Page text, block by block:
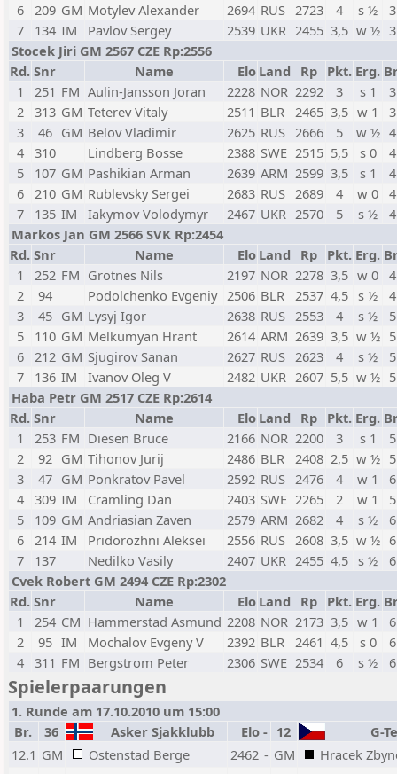
6 209 GM Motylev Alexander 2694 RUS 2723 4 s ½
3
7
134 IM Pavlov Sergey 2539 UKR 2455 3,5 w ½ 3
Stocek Jiri GM 2567 CZE Rp:2556
Rd. Snr Name Elo Land Rp Pkt. Erg.
1
251 FM Aulin-Jansson Joran 2228 NOR 2292 3 s 1
3
2 313 GM Teterev Vitaly 2511 BLR 2465 3,5 w 1
3
3
46 GM Belov Vladimir 2625 RUS 2666 5 w ½ 4
4 310 Lindberg Bosse 2388 SWE 2515 5,5 s 0
4
5
107 GM Pashikian Arman 2639 ARM 2599 3,5 s 1
4
6 210 GM Rublevsky Sergei 2683 RUS 2689 4 w 0
4
7
135 IM Iakymov Volodymyr 2467 UKR 2570 5 s ½
4
Markos Jan GM 2566 SVK Rp:2454
Rd. Snr Name Elo Land Rp Pkt. Erg.
1
252 FM Grotnes Nils 2197 NOR 2278 3,5 w 0
4
2
94 Podolchenko Evgeniy 2506 BLR 2537 4,5 s ½
4
3
45 GM Lysyj Igor 2638 RUS 2553 4 s ½
5
5
110 GM Melkumyan Hrant 2614 ARM 2639 3,5 w ½ 5
6 212 GM Sjugirov Sanan 2627 RUS 2623 4 s ½
5
7
136 IM Ivanov Oleg V 2482 UKR 2607 5,5 w ½ 5
Haba Petr GM 2517 CZE Rp:2614
Rd. Snr Name Elo Land Rp Pkt. Erg.
1
253 FM Diesen Bruce 2166 NOR 2200 3 s 1
5
2
92 GM Tihonov Jurij 2486 BLR 2408 2,5 w ½ 5
3
47 GM Ponkratov Pavel 2592 RUS 2476 4 w 1
6
4 309 IM Cramling Dan 2403 SWE 2265 2 w 1
5
5
109 GM Andriasian Zaven 2579 ARM 2682 4 s ½
6
6 214 IM Pridorozhni Aleksei 2556 RUS 2608 3,5 w ½ 6
7
137 Nedilko Vasily 2407 UKR 2455 4,5 s ½
6
Cvek Robert GM 2494 CZE Rp:2302
Rd. Snr Name Elo Land Rp Pkt. Erg.
1
254 CM Hammerstad Asmund 2208 NOR 2173 3,5 w 1
6
2
95 IM Mochalov Evgeny V 2392 BLR 2461 4,5 s 0
6
4 311 FM Bergstrom Peter 2306 SWE 2534 6 s ½ 6
Spielerpaarungen
1. Runde am 17.10.2010 um 15:00
Br.
36 Asker Sjakklubb Elo - 12
G-
12.1 GM Ostenstad Berge 2462 - GM
Hracek